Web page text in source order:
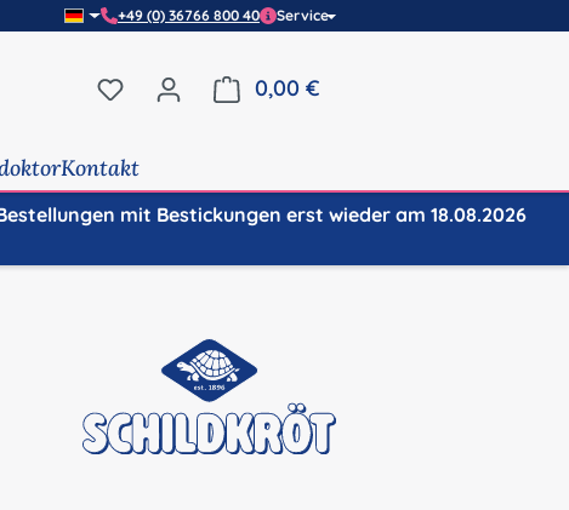
+49 (0) 36766 800 40 Service
Du hast 0 Produkte auf dem Merkzettel
0,00 €
Kontakt
mit Bestickungen erst wieder am 18.08.2026